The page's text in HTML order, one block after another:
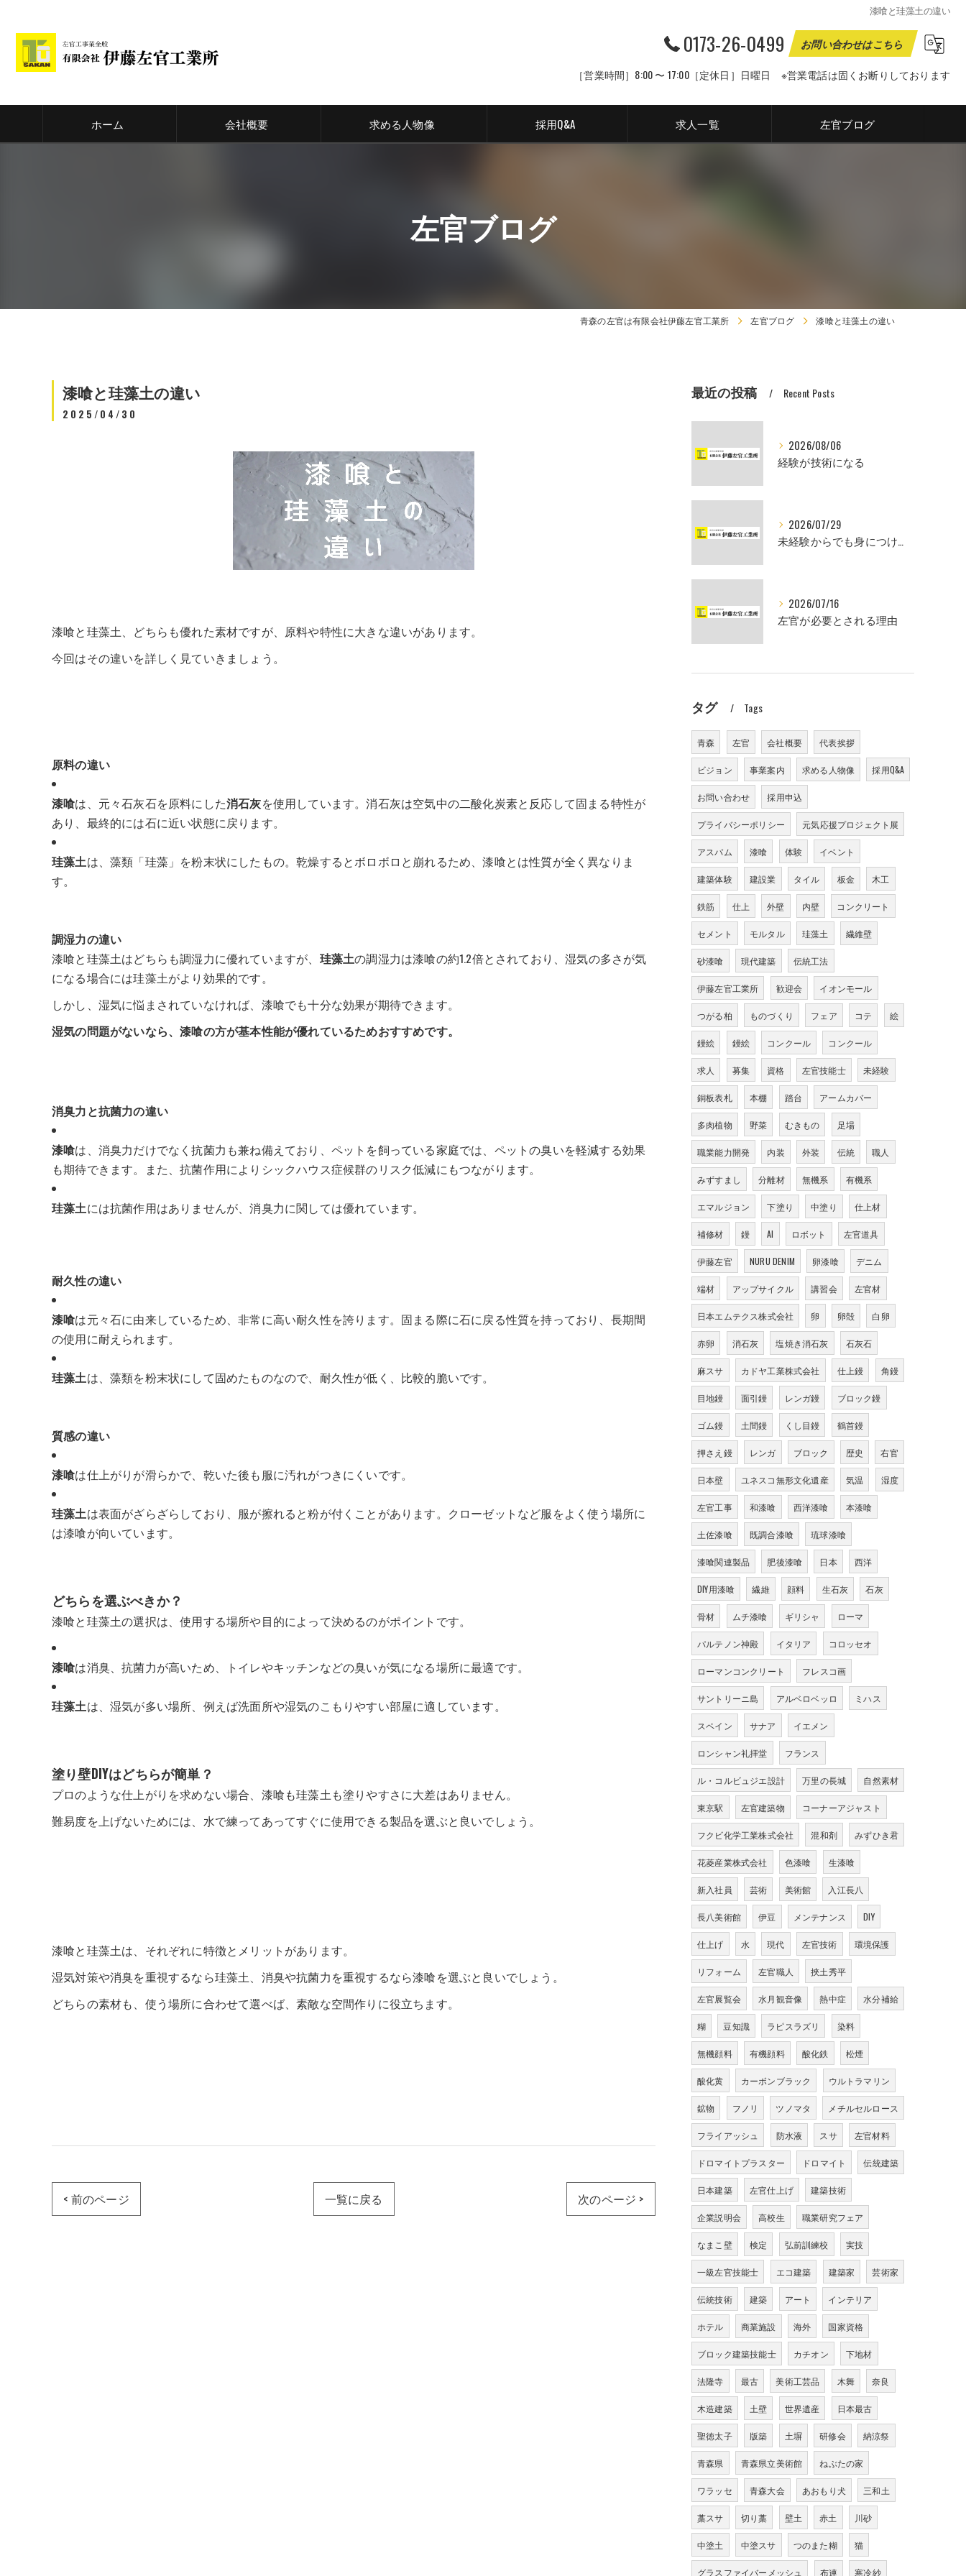
漆喰と珪藻土の違い
0173-26-0499 お問い合わせはこちら
［営業時間］8:00 〜 17:00［定休日］日曜日 ※営業電話は固くお断りしております
ホーム 会社概要 求める人物像 採用Q&A 求人一覧 左官ブログ
左官ブログ
青森の左官は有限会社伊藤左官工業所 左官ブログ 漆喰と珪藻土の違い
漆喰と珪藻土の違い
2025/04/30
漆喰と珪藻土、どちらも優れた素材ですが、原料や特性に大きな違いがあります。
今回はその違いを詳しく見ていきましょう。
原料の違い
漆喰は、元々石灰石を原料にした消石灰を使用しています。消石灰は空気中の二酸化炭素と反応して固まる特性が
あり、最終的には石に近い状態に戻ります。
珪藻土は、藻類「珪藻」を粉末状にしたもの。乾燥するとボロボロと崩れるため、漆喰とは性質が全く異なりま
す。
調湿力の違い
漆喰と珪藻土はどちらも調湿力に優れていますが、 珪藻土の調湿力は漆喰の約1.2倍とされており、湿気の多さが気
になる場合には珪藻土がより効果的です。
しかし、湿気に悩まされていなければ、漆喰でも十分な効果が期待できます。
湿気の問題がないなら、漆喰の方が基本性能が優れているためおすすめです。
消臭力と抗菌力の違い
漆喰は、消臭力だけでなく抗菌力も兼ね備えており、ペットを飼っている家庭では、ペットの臭いを軽減する効果
も期待できます。また、抗菌作用によりシックハウス症候群のリスク低減にもつながります。
珪藻土には抗菌作用はありませんが、消臭力に関しては優れています。
耐久性の違い
漆喰は元々石に由来しているため、非常に高い耐久性を誇ります。固まる際に石に戻る性質を持っており、長期間
の使用に耐えられます。
珪藻土は、藻類を粉末状にして固めたものなので、耐久性が低く、比較的脆いです。
質感の違い
漆喰は仕上がりが滑らかで、乾いた後も服に汚れがつきにくいです。
珪藻土は表面がざらざらしており、服が擦れると粉が付くことがあります。クローゼットなど服をよく使う場所に
は漆喰が向いています。
どちらを選ぶべきか？
漆喰と珪藻土の選択は、使用する場所や目的によって決めるのがポイントです。
漆喰は消臭、抗菌力が高いため、トイレやキッチンなどの臭いが気になる場所に最適です。
珪藻土は、湿気が多い場所、例えば洗面所や湿気のこもりやすい部屋に適しています。
塗り壁DIYはどちらが簡単？
プロのような仕上がりを求めない場合、漆喰も珪藻土も塗りやすさに大差はありません。
難易度を上げないためには、水で練ってあってすぐに使用できる製品を選ぶと良いでしょう。
漆喰と珪藻土は、それぞれに特徴とメリットがあります。
湿気対策や消臭を重視するなら珪藻土、消臭や抗菌力を重視するなら漆喰を選ぶと良いでしょう。
どちらの素材も、使う場所に合わせて選べば、素敵な空間作りに役立ちます。
< 前のページ 一覧に戻る 次のページ >
最近の投稿 Recent Posts
2026/08/06
経験が技術になる
2026/07/29
未経験からでも身につけられるスキル
2026/07/16
左官が必要とされる理由
タグ Tags
青森 左官 会社概要 代表挨拶
ビジョン 事業案内 求める人物像 採用Q&A
お問い合わせ 採用申込
プライバシーポリシー 元気応援プロジェクト展
アスパム 漆喰 体験 イベント
建築体験 建設業 タイル 板金 木工
鉄筋 仕上 外壁 内壁 コンクリート
セメント モルタル 珪藻土 繊維壁
砂漆喰 現代建築 伝統工法
伊藤左官工業所 歓迎会 イオンモール
つがる柏 ものづくり フェア コテ 絵
鏝絵 鏝絵 コンクール コンクール
求人 募集 資格 左官技能士 未経験
銅板表札 本棚 踏台 アームカバー
多肉植物 野菜 むきもの 足場
職業能力開発 内装 外装 伝統 職人
みずすまし 分離材 無機系 有機系
エマルジョン 下塗り 中塗り 仕上材
補修材 鏝 AI ロボット 左官道具
伊藤左官 NURU DENIM 卵漆喰 デニム
端材 アップサイクル 講習会 左官材
日本エムテクス株式会社 卵 卵殻 白卵
赤卵 消石灰 塩焼き消石灰 石灰石
麻スサ カドヤ工業株式会社 仕上鏝 角鏝
目地鏝 面引鏝 レンガ鏝 ブロック鏝
ゴム鏝 土間鏝 くし目鏝 鶴首鏝
押さえ鏝 レンガ ブロック 歴史 右官
日本壁 ユネスコ無形文化遺産 気温 湿度
左官工事 和漆喰 西洋漆喰 本漆喰
土佐漆喰 既調合漆喰 琉球漆喰
漆喰関連製品 肥後漆喰 日本 西洋
DIY用漆喰 繊維 顔料 生石灰 石灰
骨材 ムチ漆喰 ギリシャ ローマ
パルテノン神殿 イタリア コロッセオ
ローマンコンクリート フレスコ画
サントリーニ島 アルベロベッロ ミハス
スペイン サナア イエメン
ロンシャン礼拝堂 フランス
ル・コルビュジエ設計 万里の長城 自然素材
東京駅 左官建築物 コーナーアジャスト
フクビ化学工業株式会社 混和剤 みずひき君
花菱産業株式会社 色漆喰 生漆喰
新入社員 芸術 美術館 入江長八
長八美術館 伊豆 メンテナンス DIY
仕上げ 水 現代 左官技術 環境保護
リフォーム 左官職人 挾土秀平
左官展覧会 水月観音像 熱中症 水分補給
糊 豆知識 ラピスラズリ 染料
無機顔料 有機顔料 酸化鉄 松煙
酸化黄 カーボンブラック ウルトラマリン
鉱物 フノリ ツノマタ メチルセルロース
フライアッシュ 防水液 スサ 左官材料
ドロマイトプラスター ドロマイト 伝統建築
日本建築 左官仕上げ 建築技術
企業説明会 高校生 職業研究フェア
なまこ壁 検定 弘前訓練校 実技
一級左官技能士 エコ建築 建築家 芸術家
伝統技術 建築 アート インテリア
ホテル 商業施設 海外 国家資格
ブロック建築技能士 カチオン 下地材
法隆寺 最古 美術工芸品 木舞 奈良
木造建築 土壁 世界遺産 日本最古
聖徳太子 版築 土塀 研修会 納涼祭
青森県 青森県立美術館 ねぶたの家
ワラッセ 青森大会 あおもり犬 三和土
藁スサ 切り藁 壁土 赤土 川砂
中塗土 中塗スサ つのまた糊 猫
グラスファイバーメッシュ 布連 寒冷紗